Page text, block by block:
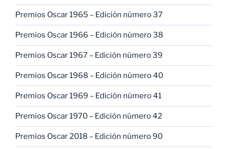
Premios Oscar 1965 – Edición número 37
Premios Oscar 1966 – Edición número 38
Premios Oscar 1967 – Edición número 39
Premios Oscar 1968 – Edición número 40
Premios Oscar 1969 – Edición número 41
Premios Oscar 1970 – Edición número 42
Premios Oscar 2018 – Edición número 90